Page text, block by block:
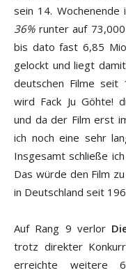
sein 14.
36%runter auf 73,000
bis dato fast 6,85
gelockt und liegt
deutschen Filme seit
wird Fack Ju Göhte!
und da der Film erst
ich noch eine sehr
Insgesamt schließe
Das würde den Film
in Deutschland seit
Auf Rang 9 verlor
trotz direkter
erreichte weitere